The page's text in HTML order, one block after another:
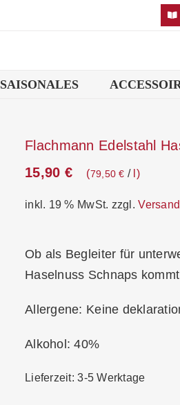
SAISONALES
Flachmann Edelstahl
15,90 € 79,50€ / l
inkl. 19 % MwSt. zzgl.
Ob als Begleiter für
Haselnuss Schnaps
Allergene: Keine
Alkohol: 40%
Lieferzeit:3-5 Werktage